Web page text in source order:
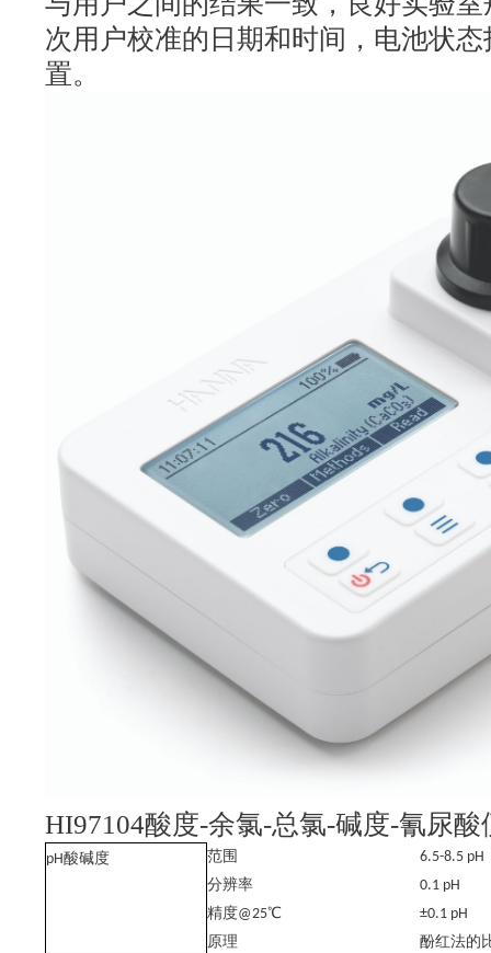
次用户校准的日期和时间，电池状
置。
HI97104酸度-余氯-总氯-碱度-氰尿
pH酸碱度 范围
6.5-8.5 pH
分辨率
0.1 pH
精度@25℃
±0.1 pH
原理
酚红法的